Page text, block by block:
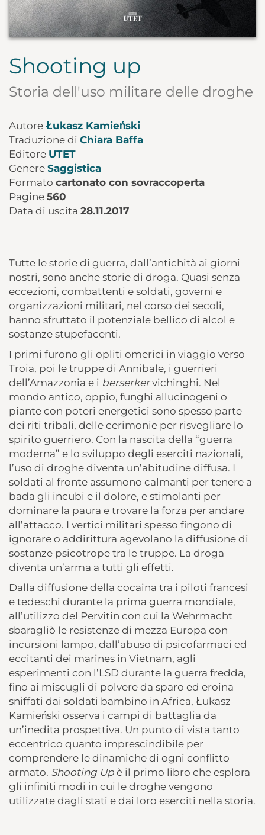
Shooting up
Storia dell'uso militare delle droghe
Autore Łukasz Kamieński
Traduzione di Chiara Baffa
Editore UTET
Genere Saggistica
Formato cartonato con sovraccoperta
Pagine 560
Data di uscita 28.11.2017
Tutte le storie di guerra, dall’antichità ai giorni
nostri, sono anche storie di droga. Quasi senza
eccezioni, combattenti e soldati, governi e
organizzazioni militari, nel corso dei secoli,
hanno sfruttato il potenziale bellico di alcol e
sostanze stupefacenti.
I primi furono gli opliti omerici in viaggio verso
Troia, poi le truppe di Annibale, i guerrieri
dell’Amazzonia e i berserkervichinghi. Nel
mondo antico, oppio, funghi allucinogeni o
piante con poteri energetici sono spesso parte
dei riti tribali, delle cerimonie per risvegliare lo
spirito guerriero. Con la nascita della “guerra
moderna” e lo sviluppo degli eserciti nazionali,
l’uso di droghe diventa un’abitudine diffusa. I
soldati al fronte assumono calmanti per tenere a
bada gli incubi e il dolore, e stimolanti per
dominare la paura e trovare la forza per andare
all’attacco. I vertici militari spesso fingono di
ignorare o addirittura agevolano la diffusione di
sostanze psicotrope tra le truppe. La droga
diventa un’arma a tutti gli effetti.
Dalla diffusione della cocaina tra i piloti francesi
e tedeschi durante la prima guerra mondiale,
all’utilizzo del Pervitin con cui la Wehrmacht
sbaragliò le resistenze di mezza Europa con
incursioni lampo, dall’abuso di psicofarmaci ed
eccitanti dei marines in Vietnam, agli
esperimenti con l’LSD durante la guerra fredda,
fino ai miscugli di polvere da sparo ed eroina
sniffati dai soldati bambino in Africa, Łukasz
Kamieński osserva i campi di battaglia da
un’inedita prospettiva. Un punto di vista tanto
eccentrico quanto imprescindibile per
comprendere le dinamiche di ogni conflitto
armato. Shooting Up è il primo libro che esplora
gli infiniti modi in cui le droghe vengono
utilizzate dagli stati e dai loro eserciti nella storia.